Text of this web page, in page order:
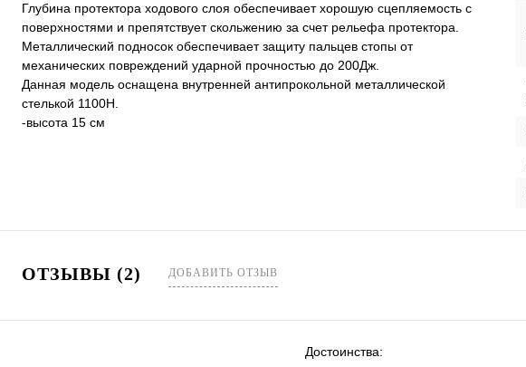
Глубина протектора ходового слоя обеспечивает хорошую сцепляемость с
поверхностями и препятствует скольжению за счет рельефа протектора.
Металлический подносок обеспечивает защиту пальцев стопы от
механических повреждений ударной прочностью до 200Дж.
Данная модель оснащена внутренней антипрокольной металлической
стелькой 1100Н.
-высота 15 см
ОТЗЫВЫ (2) ДОБАВИТЬ ОТЗЫВ
Достоинства: